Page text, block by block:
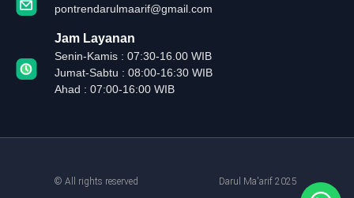
pontrendarulmaarif@gmail.com
Jam Layanan
Senin-Kamis : 07:30-16.00 WIB
Jumat-Sabtu : 08:00-16:30 WIB
Ahad : 07:00-16:00 WIB
© All rights reserved Darul Ma'arif 2025